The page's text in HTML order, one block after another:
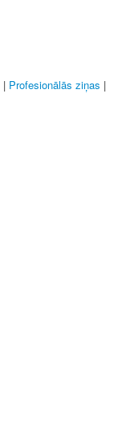
| Profesionālās ziņas |